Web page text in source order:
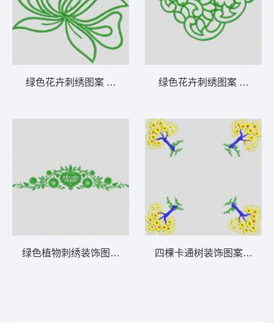
绿色花卉刺绣图案 植物花型
绿色植物刺绣装饰图案 植物花型
绿色花卉刺绣图案 植物花
四棵卡通树装饰图案 植物